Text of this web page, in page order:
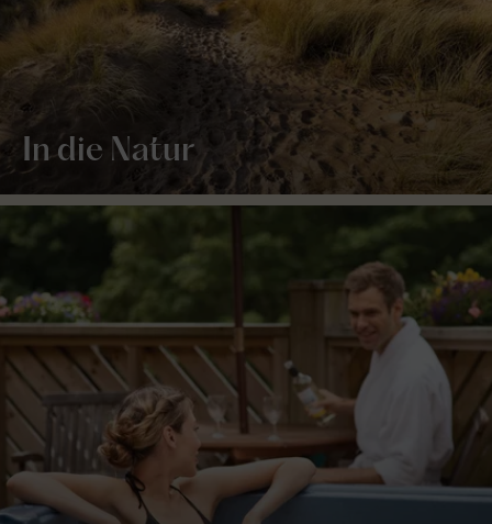
In die Natur